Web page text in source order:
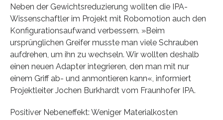
Neben der Gewichtsreduzierung wollten die IPA-
Wissenschaftler im Projekt mit Robomotion auch den
Konfigurationsaufwand verbessern. »Beim
ursprünglichen Greifer musste man viele Schrauben
aufdrehen, um ihn zu wechseln. Wir wollten deshalb
einen neuen Adapter integrieren, den man mit nur
einem Griff ab- und anmontieren kann«, informiert
Projektleiter Jochen Burkhardt vom Fraunhofer IPA.
Positiver Nebeneffekt: Weniger Materialkosten